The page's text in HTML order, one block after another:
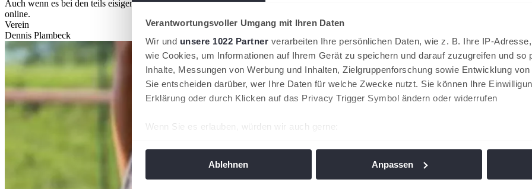
Verantwortungsvoller Umgang mit Ihren Daten
Wir und unsere 1022 Partner verarbeiten Ihre persönlichen Daten, wie z. B. Ihre IP-
wie Cookies, um Informationen auf Ihrem Gerät zu speichern und darauf zuzugreifen und so
Inhalte, Messungen von Werbung und Inhalten, Zielgruppenforschung sowie Entwicklung
Sie entscheiden darüber, wer Ihre Daten für welche Zwecke nutzt. Sie können Ihre
Erklärung oder durch Klicken auf das Privacy Trigger Symbol ändern oder widerrufen
Wenn Sie es erlauben, würden wir auch gerne:
Ablehnen Anpassen
Auch wenn es bei den teils eisigen Temperaturen noch weit weg erscheint, so wirft die Sommersaison 2024 bereits ihre Schatten voraus.
online.
Verein
Dennis Plambeck